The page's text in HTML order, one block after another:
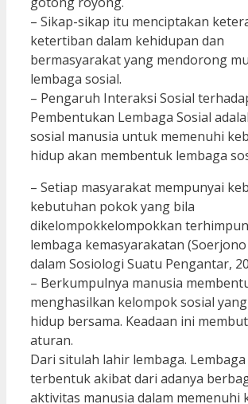
– Sikap-sikap itu menciptakan
ketertiban dalam kehidupan dan
bermasyarakat yang mendorong
lembaga sosial.
– Pengaruh Interaksi Sosial
Pembentukan Lembaga Sosial
sosial manusia untuk memenuhi
hidup akan membentuk lembaga
– Setiap masyarakat mempunyai
kebutuhan pokok yang bila
dikelompokkelompokkan
lembaga kemasyarakatan
dalam Sosiologi Suatu Pengantar,
– Berkumpulnya manusia
menghasilkan kelompok sosial yang
hidup bersama. Keadaan ini
aturan.
Dari situlah lahir lembaga.
terbentuk akibat dari adanya
aktivitas manusia dalam memenuhi